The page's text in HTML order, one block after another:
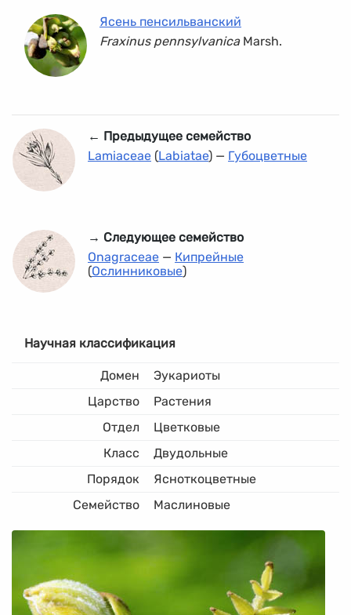
Ясень пенсильванский
Fraxinus pennsylvanicaMarsh.
← Предыдущее семейство
Lamiaceae (Labiatae) — Губоцветные
→ Следующее семейство
Onagraceae — Кипрейные
(Ослинниковые)
Научная классификация
Домен
Эукариоты
Царство
Растения
Отдел
Цветковые
Класс
Двудольные
Порядок
Ясноткоцветные
Семейство
Маслиновые